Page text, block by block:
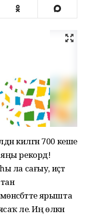
килгән 700 кеше
рекорд!
ла сағыу, иҫтә
ярышта
әле. Иң өлкән